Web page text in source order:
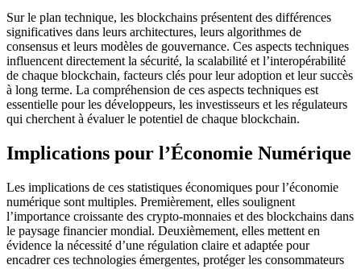
Sur le plan technique, les blockchains présentent des différences
significatives dans leurs architectures, leurs algorithmes de
consensus et leurs modèles de gouvernance. Ces aspects techniques
influencent directement la sécurité, la scalabilité et l’interopérabilité
de chaque blockchain, facteurs clés pour leur adoption et leur succès
à long terme. La compréhension de ces aspects techniques est
essentielle pour les développeurs, les investisseurs et les régulateurs
qui cherchent à évaluer le potentiel de chaque blockchain.
Implications pour l’Économie Numérique
Les implications de ces statistiques économiques pour l’économie
numérique sont multiples. Premièrement, elles soulignent
l’importance croissante des crypto-monnaies et des blockchains dans
le paysage financier mondial. Deuxièmement, elles mettent en
évidence la nécessité d’une régulation claire et adaptée pour
encadrer ces technologies émergentes, protéger les consommateurs